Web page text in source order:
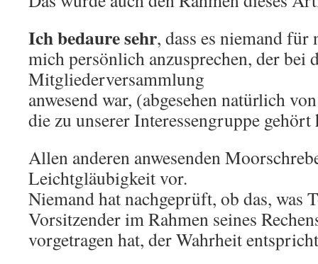
Ich bedaure sehr, dass es niemand für
mich persönlich anzusprechen, der bei
Mitgliederversammlung
anwesend war, (abgesehen natürlich
die zu unserer Interessengruppe gehört
Allen anderen anwesenden
Leichtgläubigkeit vor.
Niemand hat nachgeprüft, ob das, was
Vorsitzender im Rahmen seines
vorgetragen hat, der Wahrheit